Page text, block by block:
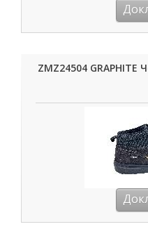
ZMZ24504 GRAPHITE